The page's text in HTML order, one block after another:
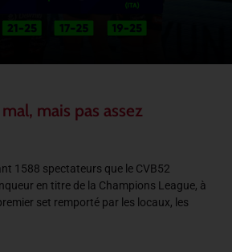
mais pas assez
1588 spectateurs que le CVB52
en titre de la Champions League, à
set remporté par les locaux, les